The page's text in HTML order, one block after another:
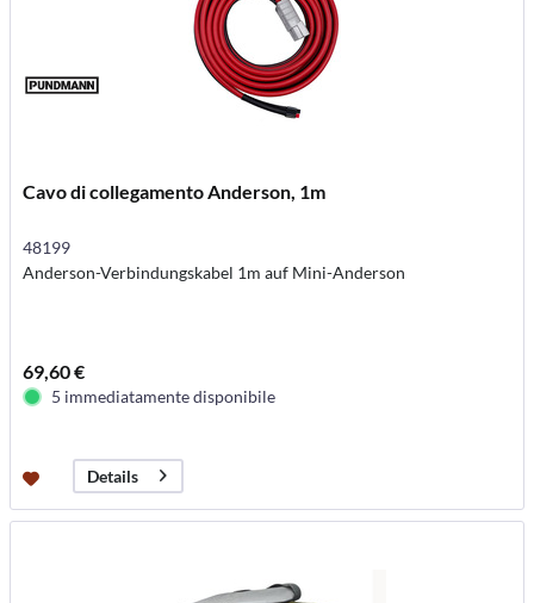
Cavo di collegamento Anderson, 1m
48199
Anderson-Verbindungskabel 1m auf Mini-Anderson
69,60 €
5 immediatamente disponibile
Details